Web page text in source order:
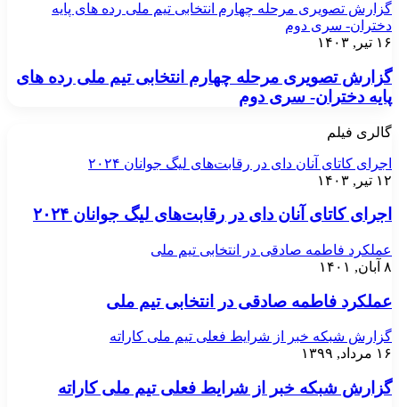
گزارش تصویری مرحله چهارم انتخابی تیم ملی رده های پایه
دختران- سری دوم
۱۶ تیر, ۱۴۰۳
گزارش تصویری مرحله چهارم انتخابی تیم ملی رده های
پایه دختران- سری دوم
گالری فیلم
اجرای کاتای آنان دای در رقابت‌های لیگ جوانان ۲۰۲۴
۱۲ تیر, ۱۴۰۳
اجرای کاتای آنان دای در رقابت‌های لیگ جوانان ۲۰۲۴
عملکرد فاطمه صادقی در انتخابی تیم ملی
۸ آبان, ۱۴۰۱
عملکرد فاطمه صادقی در انتخابی تیم ملی
گزارش شبکه خبر از شرایط فعلی تیم ملی کاراته
۱۶ مرداد, ۱۳۹۹
گزارش شبکه خبر از شرایط فعلی تیم ملی کاراته